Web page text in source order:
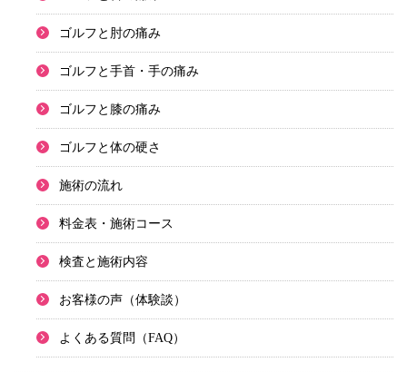
ゴルフと肘の痛み
ゴルフと手首・手の痛み
ゴルフと膝の痛み
ゴルフと体の硬さ
施術の流れ
料金表・施術コース
検査と施術内容
お客様の声（体験談）
よくある質問（FAQ）